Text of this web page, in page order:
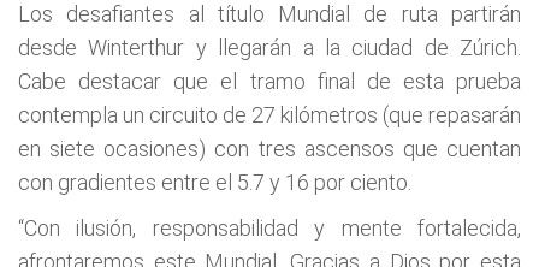
Los desafiantes al título Mundial de ruta partirán
desde Winterthur y llegarán a la ciudad de Zúrich.
Cabe destacar que el tramo final de esta prueba
contempla un circuito de 27 kilómetros (que repasarán
en siete ocasiones) con tres ascensos que cuentan
con gradientes entre el 5.7 y 16 por ciento.
“Con ilusión, responsabilidad y mente fortalecida,
afrontaremos este Mundial. Gracias a Dios por esta